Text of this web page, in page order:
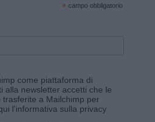
* campo obbligatorio
come piattaforma di
alla newsletter accetti che le
a Mailchimp per
l'informativa sulla privacy